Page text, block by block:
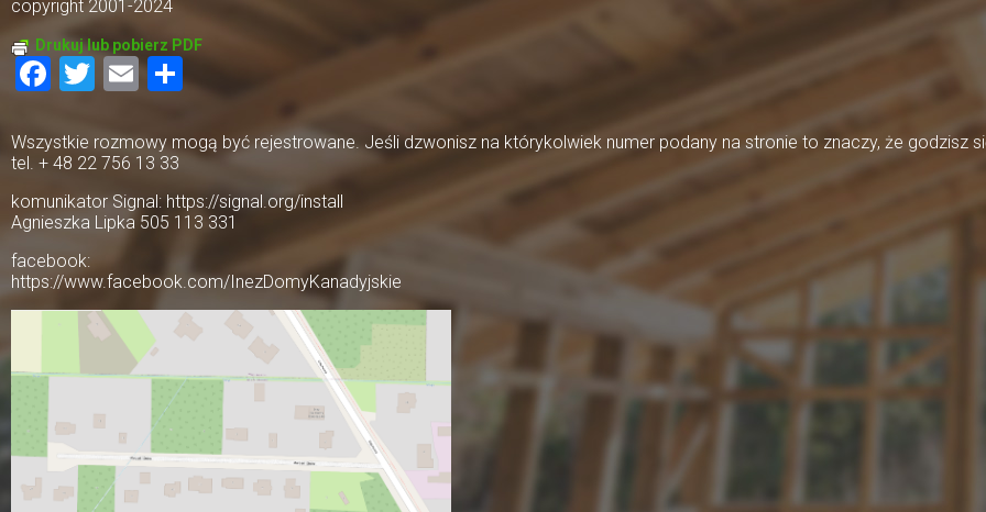
copyright 2001-2024
Drukuj lub pobierz PDF
Facebook
Twitter
EmailShare
Wszystkie rozmowy mogą być rejestrowane. Jeśli dzwonisz na którykolwiek numer podany na stronie to znaczy, że godzisz
tel. + 48 22 756 13 33
komunikator Signal: https://signal.org/install
Agnieszka Lipka 505 113 331
facebook:
https://www.facebook.com/InezDomyKanadyjskie